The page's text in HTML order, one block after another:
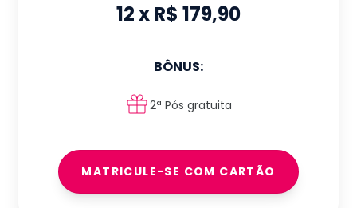
12xR$ 179,90
BÔNUS:
2ª Pós gratuita
MATRICULE-SE COM CARTÃO